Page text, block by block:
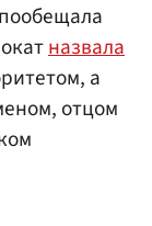
назвала
а
отцом